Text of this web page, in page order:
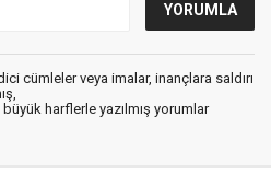
cümleler veya imalar, inançlara saldırı
harflerle yazılmış yorumlar